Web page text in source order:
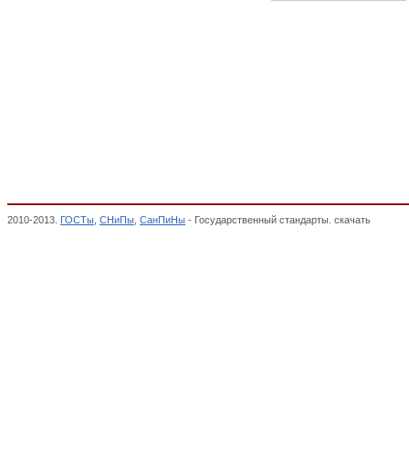
2010-2013. ГОСТы СНиПы СанПиНы - Государственный стандарты. скачать